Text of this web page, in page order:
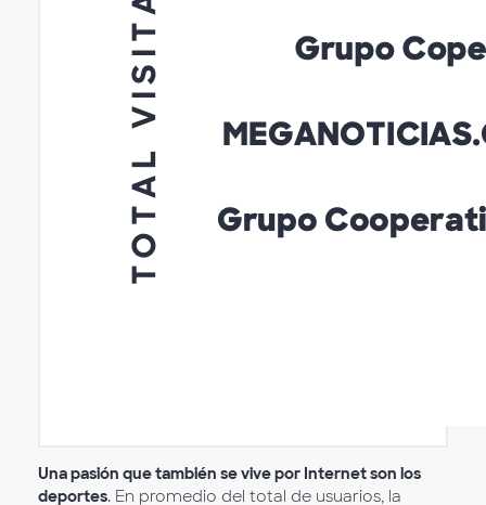
Una pasión que también se vive por Internet son los
deportes. En promedio del total de usuarios, la